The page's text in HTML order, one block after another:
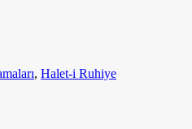
, Halet-i Ruhiye